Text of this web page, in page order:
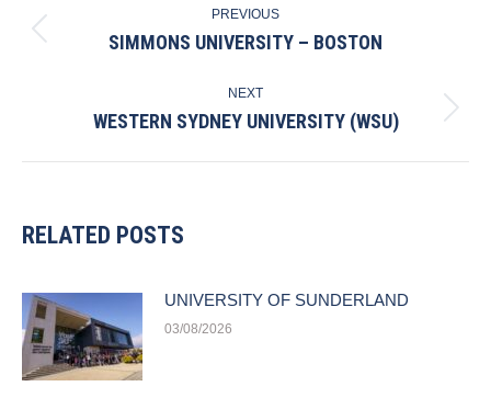
NAVIGATION
PREVIOUS
Previous
SIMMONS UNIVERSITY – BOSTON
NEXT
Next
WESTERN SYDNEY UNIVERSITY (WSU)
RELATED POSTS
UNIVERSITY OF SUNDERLAND
03/08/2026